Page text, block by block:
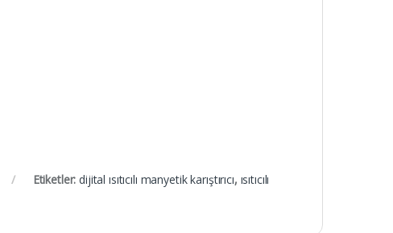
Etiketler:dijital ısıtıcılı manyetik karıştırıcı, ısıtıcılı